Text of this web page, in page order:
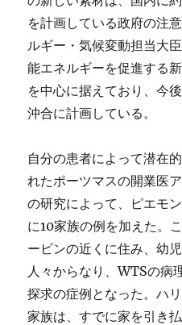
を計画している政府の注
ルギー・気候変動担当大
能エネルギーを促進する
を中心に据えており、今
沖合に計画している。
自分の患者によって潜在
れたポーツマスの開業医
の研究によって、ピエモ
に10家族の例を加えた。
ービンの近くに住み、幼
人々からなり、WTSの
探求の症例となった。ハ
家族は、すでに家を引き